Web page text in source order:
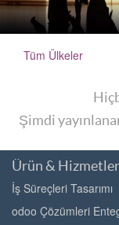
Tüm Ülkeler
Şimdi
Ürün &
İş Süreçleri Tasarımı
odoo Çözümleri